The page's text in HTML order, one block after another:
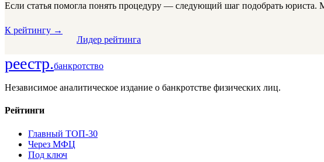
Если статья помогла понять процедуру — следующий шаг подобрать
К рейтингу →
Лидер рейтинга
реестр.банкротство
Независимое аналитическое издание о банкротстве физических лиц.
Рейтинги
Главный ТОП-30
Через МФЦ
Под ключ